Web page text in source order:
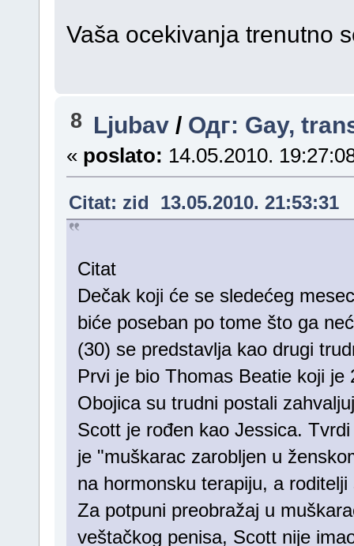
Vaša ocekivanja trenutno
8 Ljubav / Одг: Gay,
« poslato: 14.05.2010.
Citat: zid 13.05.2010. 21:53:31
Citat
Dečak koji će se sledećeg
biće poseban po tome što ga
(30) se predstavlja kao drugi
Prvi je bio Thomas Beatie koji
Obojica su trudni postali
Scott je rođen kao Jessica.
je "muškarac zarobljen u
na hormonsku terapiju, a
Za potpuni preobražaj u
veštačkog penisa, Scott nije